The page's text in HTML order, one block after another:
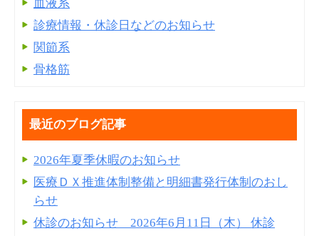
血液系
診療情報・休診日などのお知らせ
関節系
骨格筋
最近のブログ記事
2026年夏季休暇のお知らせ
医療ＤＸ推進体制整備と明細書発⾏体制のおし
らせ
休診のお知らせ 2026年6月11日（木） 休診